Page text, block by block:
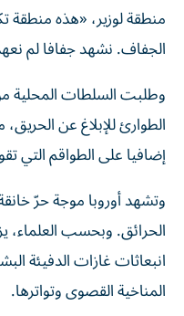
منطقة لوزير، «هذه منطقة
الجفاف. نشهد جفافا لم
وطلبت السلطات المحلية
الطوارئ للإبلاغ عن
إضافيا على الطواقم التي
وتشهد أوروبا موجة حرّ
الحرائق. وبحسب العلماء،
انبعاثات غازات الدفيئة
المناخية القصوى وتواترها.